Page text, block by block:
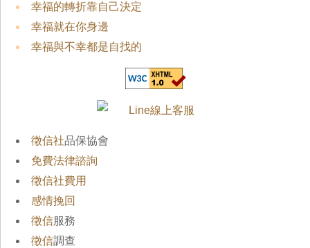
幸福的轉折靠自己決定
幸福就在你身邊
幸福與不幸都是自找的
徵信社品保協會
免費法律諮詢
徵信社費用
感情挽回
徵信服務
徵信調查